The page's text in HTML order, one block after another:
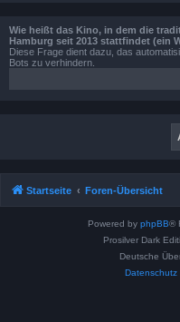
Wie heißt das Kino, in dem die
Hamburg seit 2013 stattfindet (ein
Diese Frage dient dazu, das
Bots zu verhindern.
Startseite Foren-Übersicht
Powered by phpBB®
Prosilver Dark
Deutsche
Datenschutz